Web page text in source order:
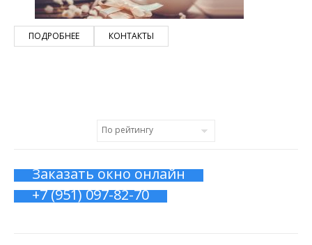
Заказать окно онлайн
+7 (951) 097-82-70
ПОДРОБНЕЕ КОНТАКТЫ